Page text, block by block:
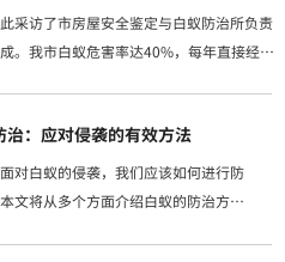
采访了市房屋安全鉴定与白蚁防治所负责
。我市白蚁危害率达40%，每年直接经济
装修房屋过程...
治：应对侵袭的有效方法
对白蚁的侵袭，我们应该如何进行防
文将从多个方面介绍白蚁的防治方